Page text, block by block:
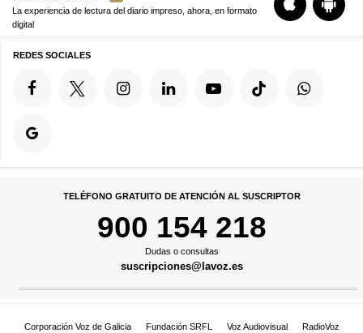
La experiencia de lectura del diario impreso, ahora, en formato
digital
REDES SOCIALES
TELÉFONO GRATUITO DE ATENCIÓN AL SUSCRIPTOR
900 154 218
Dudas o consultas
suscripciones@lavoz.es
Corporación Voz de Galicia Fundación SRFL Voz Audiovisual RadioVoz